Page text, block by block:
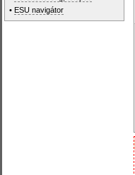
• ESU navigátor